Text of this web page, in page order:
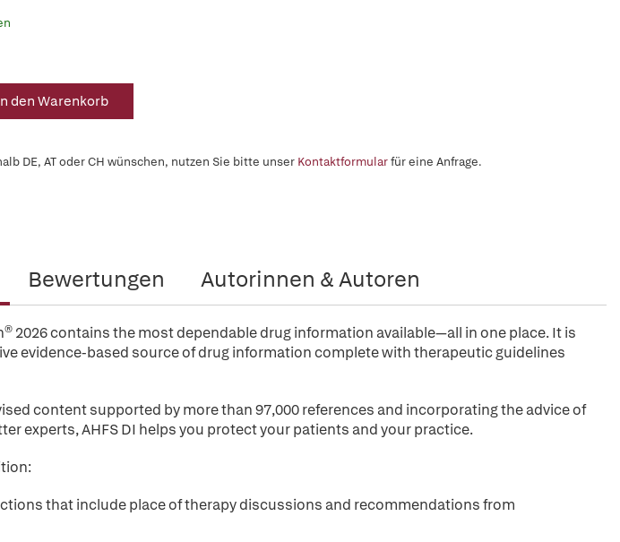
den Warenkorb
DE, AT oder CH wünschen, nutzen Sie bitte unser Kontaktformularfür eine Anfrage.
Bewertungen Autorinnen & Autoren
2026 contains the most dependable drug information available—all in one place. It is
evidence-based source of drug information complete with therapeutic guidelines
content supported by more than 97,000 references and incorporating the advice of
experts, AHFS DI helps you protect your patients and your practice.
that include place of therapy discussions and recommendations from